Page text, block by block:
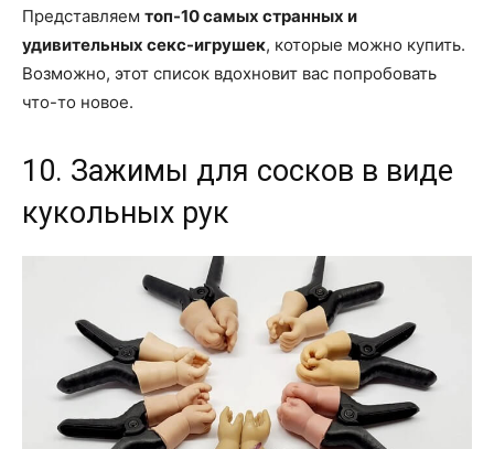
Представляем топ-10 самых странных и
удивительных секс-игрушек, которые можно купить.
Возможно, этот список вдохновит вас попробовать
что-то новое.
10. Зажимы для сосков в виде
кукольных рук